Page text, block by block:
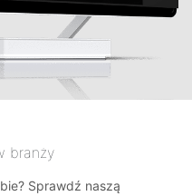
branży
Sprawdź naszą